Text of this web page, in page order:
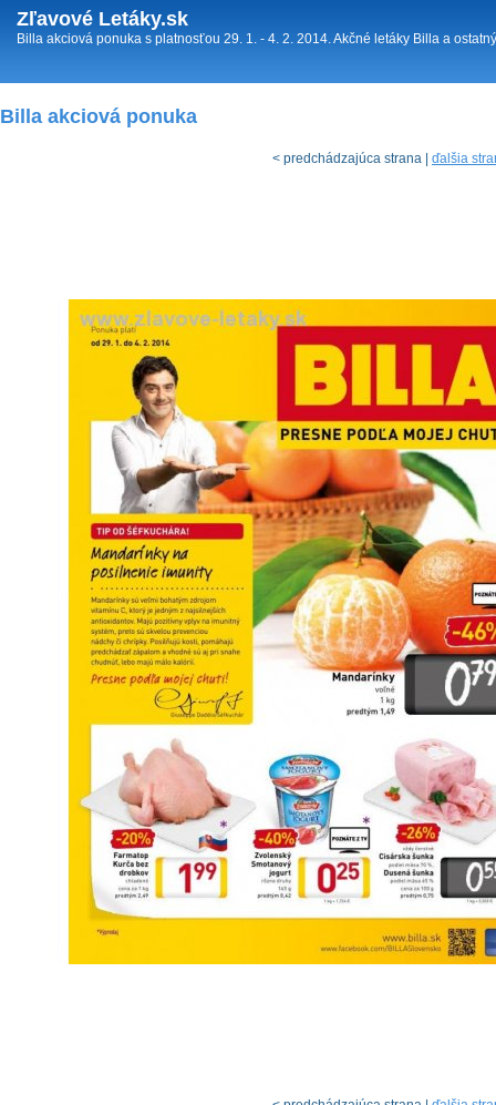
Zľavové Letáky.sk
Billa akciová ponuka s platnosťou 29. 1. - 4. 2. 2014. Akčné letáky Billa a
Billa akciová ponuka
< predchádzajúca strana | ďalšia